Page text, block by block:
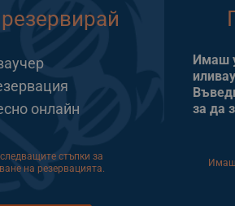
онлайн
стъпки за
на резервацията.
Имаш
за да
Имаш